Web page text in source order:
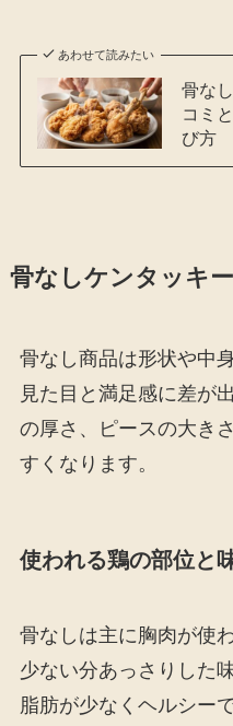
あわせて読みたい
骨な
コミ
び方
骨なしケンタッキ
骨なし商品は形状や中
見た目と満足感に差が
の厚さ、ピースの大き
すくなります。
使われる鶏の部位と
骨なしは主に胸肉が使
少ない分あっさりした
脂肪が少なくヘルシー